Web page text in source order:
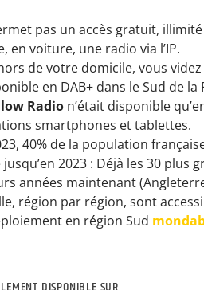
pas un accès gratuit,
en voiture, une radio via l’IP.
de votre domicile, vous
en DAB+ dans le Sud de
Radio n’était disponible
smartphones et tablettes.
40% de la population
2023 : Déjà les 30
années maintenant
région par région, sont
en région Sud